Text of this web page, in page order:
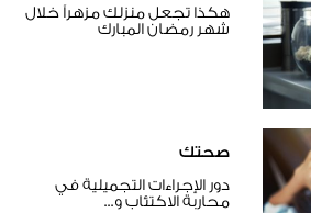
هكذا تجعل منزلك مزهراً خلال
شهر رمضان المبارك
صحتك
دور الإجراءات التجميلية في
محاربة الاكتئاب و...